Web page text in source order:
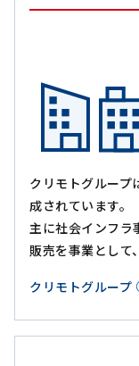
クリモトグループ
成されています。
主に社会インフラ
販売を事業として
クリモトグループ